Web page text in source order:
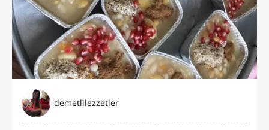
demetlilezzetler